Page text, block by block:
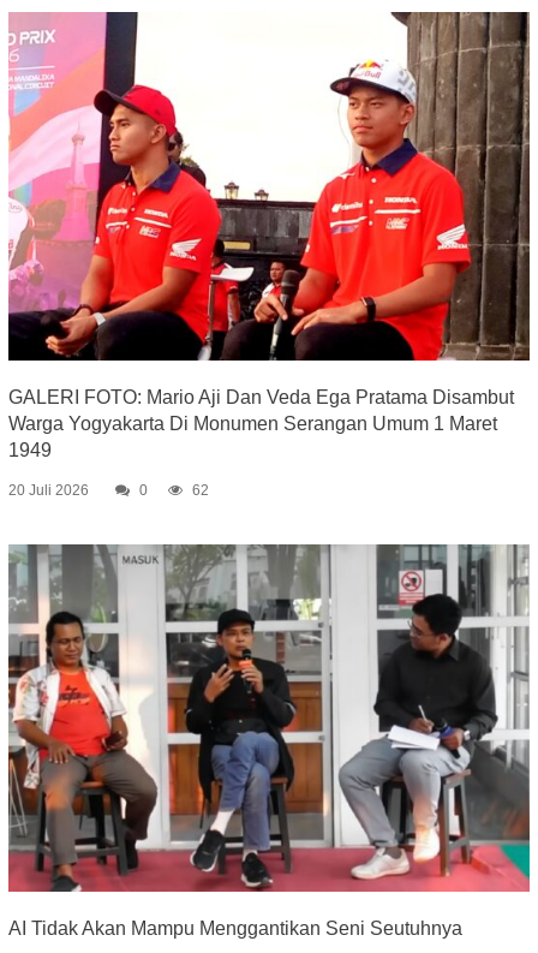
GALERI FOTO: Mario Aji Dan Veda Ega Pratama Disambut
Warga Yogyakarta Di Monumen Serangan Umum 1 Maret
1949
20 Juli 2026 0 62
AI Tidak Akan Mampu Menggantikan Seni Seutuhnya